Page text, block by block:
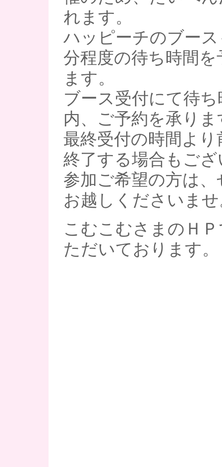
れます。
ハッピーチのブー
分程度の待ち時間
ます。
ブース受付にて待
内、ご予約を承りま
最終受付の時間よ
終了する場合もご
参加ご希望の方は
お越しくださいま
こむこむさまのＨ
ただいております。